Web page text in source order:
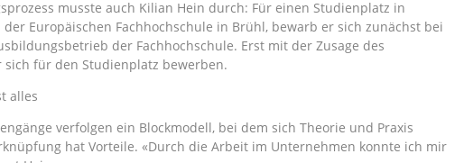
musste auch Kilian Hein durch: Für einen Studienplatz in
Europäischen Fachhochschule in Brühl, bewarb er sich zunächst bei
der Fachhochschule. Erst mit der Zusage des
sich für den Studienplatz bewerben.
alles
verfolgen ein Blockmodell, bei dem sich Theorie und Praxis
hat Vorteile. «Durch die Arbeit im Unternehmen konnte ich mir